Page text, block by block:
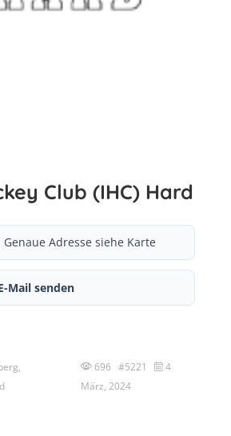
Club (IHC) Hard
Genaue Adresse siehe Karte
Mail senden
696 #5221
4
März, 2024